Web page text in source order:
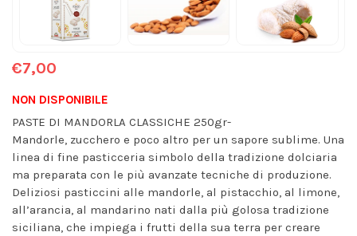
€7,00
NON DISPONIBILE
PASTE DI MANDORLA CLASSICHE 250gr-
Mandorle, zucchero e poco altro per un sapore sublime. Una
linea di fine pasticceria simbolo della tradizione dolciaria
ma preparata con le più avanzate tecniche di produzione.
Deliziosi pasticcini alle mandorle, al pistacchio, al limone,
all’arancia, al mandarino nati dalla più golosa tradizione
siciliana, che impiega i frutti della sua terra per creare